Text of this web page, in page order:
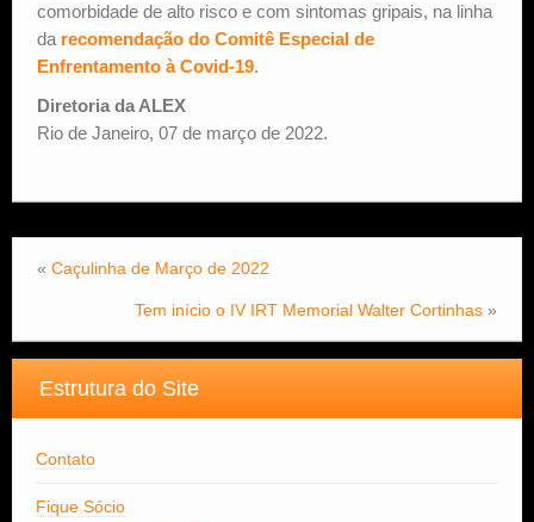
comorbidade de alto risco e com sintomas gripais, na linha
da recomendação do Comitê Especial de
Enfrentamento à Covid-19.
Diretoria da ALEX
Rio de Janeiro, 07 de março de 2022.
« Caçulinha de Março de 2022
Tem início o IV IRT Memorial Walter Cortinhas »
Estrutura do Site
Contato
Fique Sócio